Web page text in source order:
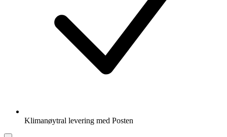
Klimanøytral levering med Posten